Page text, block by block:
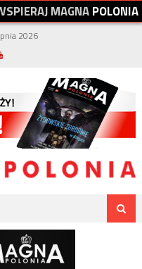
SPIERAJMAGNAPOLONIA
2026